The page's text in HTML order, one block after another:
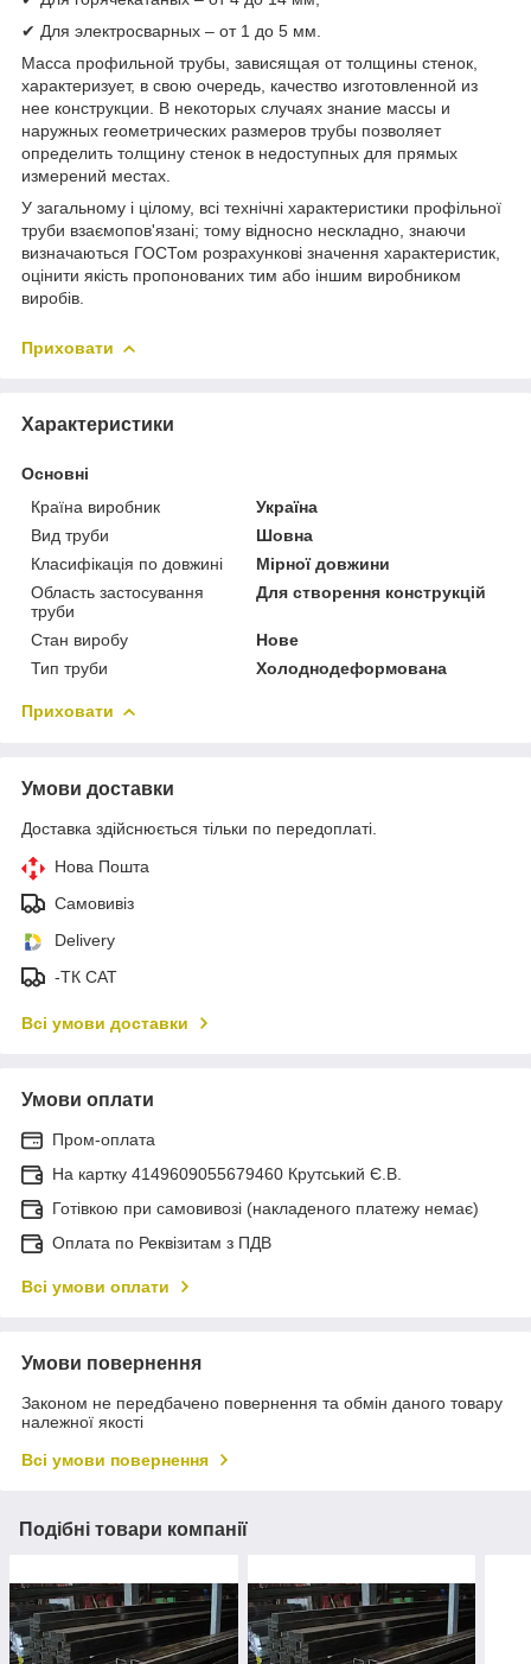
✔ Для электросварных – от 1 до 5 мм.
Масса профильной трубы, зависящая от толщины стенок,
характеризует, в свою очередь, качество изготовленной из
нее конструкции. В некоторых случаях знание массы и
наружных геометрических размеров трубы позволяет
определить толщину стенок в недоступных для прямых
измерений местах.
У загальному і цілому, всі технічні характеристики профільної
труби взаємопов'язані; тому відносно нескладно, знаючи
визначаються ГОСТом розрахункові значення характеристик,
оцінити якість пропонованих тим або іншим виробником
виробів.
Приховати
Характеристики
Основні
Країна виробник
Україна
Вид труби
Шовна
Класифікація по довжині
Мірної довжини
Область застосування
труби
Для створення конструкцій
Стан виробу
Нове
Тип труби
Холоднодеформована
Приховати
Умови доставки
Доставка здійснюється тільки по передоплаті.
Нова Пошта
Самовивіз
Delivery
-ТК САТ
Всі умови доставки
Умови оплати
Пром-оплата
На картку 4149609055679460 Крутський Є.В.
Готівкою при самовивозі (накладеного платежу немає)
Оплата по Реквізитам з ПДВ
Всі умови оплати
Умови повернення
Законом не передбачено повернення та обмін даного товару
належної якості
Всі умови повернення
Подібні товари компанії